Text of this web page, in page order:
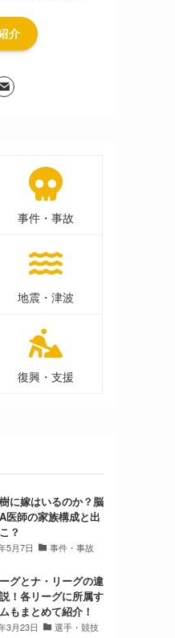
介
事件・事故
地震・津波
復興・支援
に嫁はいるのか？脳
医師の家族構成と出
？
5月7日 事件・事故
グとナ・リーグの違
！各リーグに所属す
もまとめて紹介！
3月23日 選手・競技